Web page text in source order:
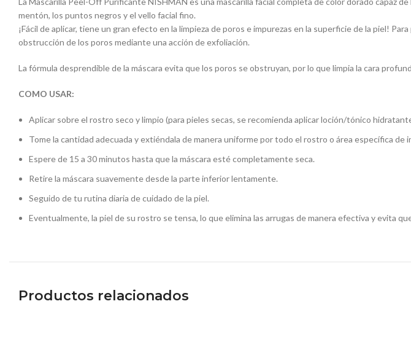
mentón, los puntos negros y el vello facial fino.
¡Fácil de aplicar, tiene un gran efecto en la limpieza de poros e impurezas en la superficie de la piel!
obstrucción de los poros mediante una acción de exfoliación.
La fórmula desprendible de la máscara evita que los poros se obstruyan, por lo que limpia la cara
COMO USAR:
Aplicar sobre el rostro seco y limpio (para pieles secas, se recomienda aplicar loción/tónico
Tome la cantidad adecuada y extiéndala de manera uniforme por todo el rostro o área específica de
Espere de 15 a 30 minutos hasta que la máscara esté completamente seca.
Retire la máscara suavemente desde la parte inferior lentamente.
Seguido de tu rutina diaria de cuidado de la piel.
Eventualmente, la piel de su rostro se tensa, lo que elimina las arrugas de manera efectiva y evita
Productos relacionados